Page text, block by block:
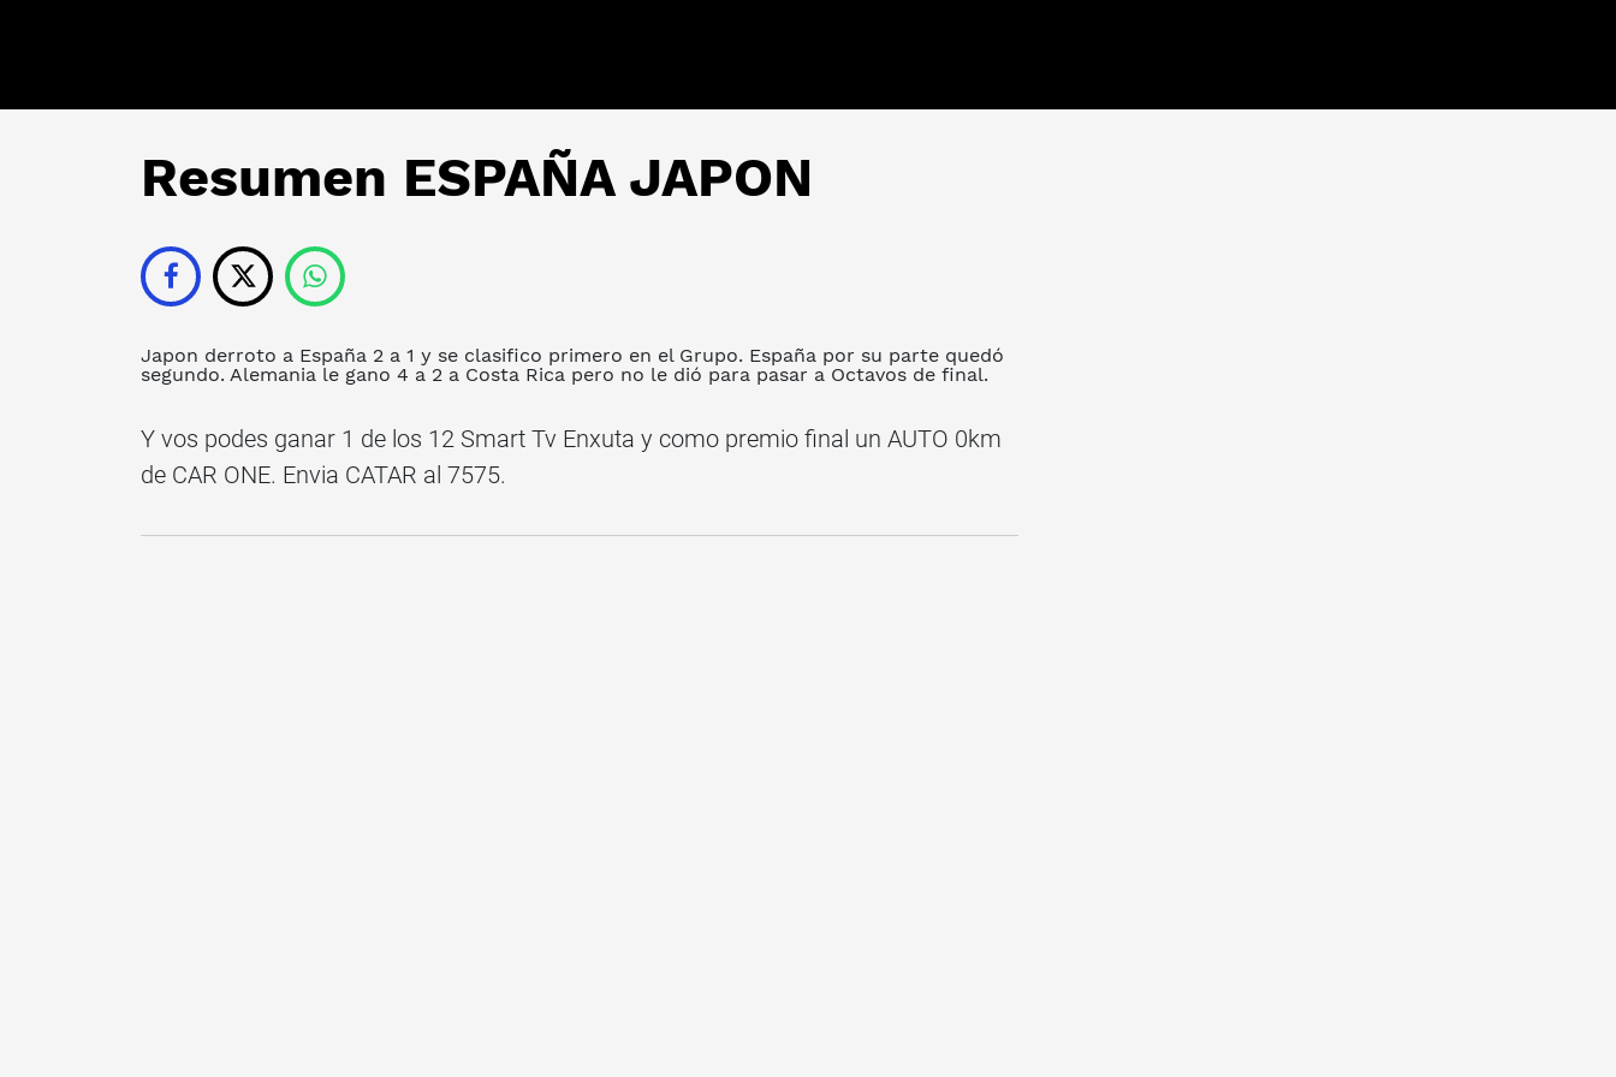
Resumen ESPAÑA JAPON
Japon derroto a España 2 a 1 y se clasifico primero en el Grupo. España por su parte quedó
segundo. Alemania le gano 4 a 2 a Costa Rica pero no le dió para pasar a Octavos de final.
Y vos podes ganar 1 de los 12 Smart Tv Enxuta y como premio final un AUTO 0km
de CAR ONE. Envia CATAR al 7575.